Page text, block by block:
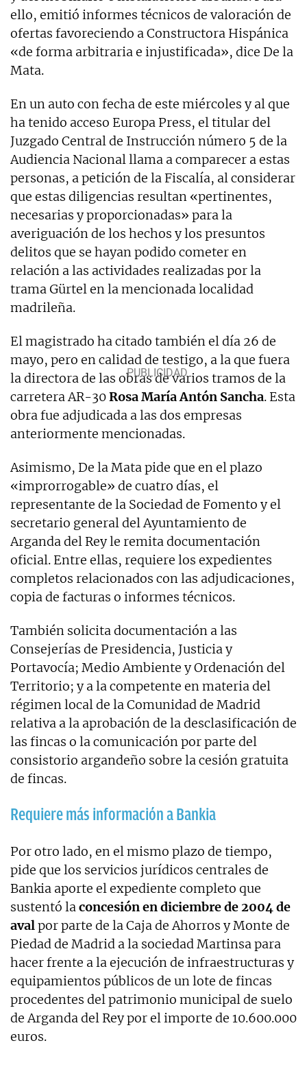
ello, emitió informes técnicos de valoración de
ofertas favoreciendo a Constructora Hispánica
«de forma arbitraria e injustificada», dice De la
Mata.
En un auto con fecha de este miércoles y al que
ha tenido acceso Europa Press, el titular del
Juzgado Central de Instrucción número 5 de la
Audiencia Nacional llama a comparecer a estas
personas, a petición de la Fiscalía, al considerar
que estas diligencias resultan «pertinentes,
necesarias y proporcionadas» para la
averiguación de los hechos y los presuntos
delitos que se hayan podido cometer en
relación a las actividades realizadas por la
trama Gürtel en la mencionada localidad
madrileña.
El magistrado ha citado también el día 26 de
mayo, pero en calidad de testigo, a la que fuera
la directora de las obras de varios tramos de la
carretera AR-30Rosa María Antón Sancha. Esta
obra fue adjudicada a las dos empresas
anteriormente mencionadas.
Asimismo, De la Mata pide que en el plazo
«improrrogable» de cuatro días, el
representante de la Sociedad de Fomento y el
secretario general del Ayuntamiento de
Arganda del Rey le remita documentación
oficial. Entre ellas, requiere los expedientes
completos relacionados con las adjudicaciones,
copia de facturas o informes técnicos.
También solicita documentación a las
Consejerías de Presidencia, Justicia y
Portavocía; Medio Ambiente y Ordenación del
Territorio; y a la competente en materia del
régimen local de la Comunidad de Madrid
relativa a la aprobación de la desclasificación de
las fincas o la comunicación por parte del
consistorio argandeño sobre la cesión gratuita
de fincas.
Requiere más información a Bankia
Por otro lado, en el mismo plazo de tiempo,
pide que los servicios jurídicos centrales de
Bankia aporte el expediente completo que
sustentó laconcesión en diciembre de 2004 de
avalpor parte de la Caja de Ahorros y Monte de
Piedad de Madrid a la sociedad Martinsa para
hacer frente a la ejecución de infraestructuras y
equipamientos públicos de un lote de fincas
procedentes del patrimonio municipal de suelo
de Arganda del Rey por el importe de 10.600.000
euros.